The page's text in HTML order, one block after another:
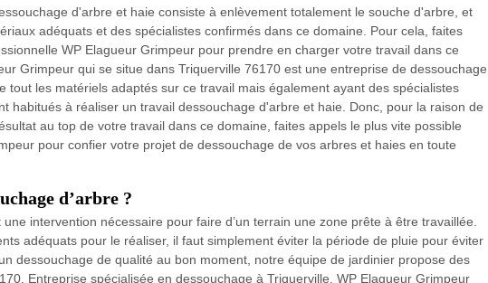
d'arbre et haie consiste à enlèvement totalement le souche d'arbre, et
adéquats et des spécialistes confirmés dans ce domaine. Pour cela, faites
WP Elagueur Grimpeur pour prendre en charger votre travail dans ce
Grimpeur qui se situe dans Triquerville 76170 est une entreprise de dessouchage
tout les matériels adaptés sur ce travail mais également ayant des spécialistes
habitués à réaliser un travail dessouchage d'arbre et haie. Donc, pour la raison de
au top de votre travail dans ce domaine, faites appels le plus vite possible
pour confier votre projet de dessouchage de vos arbres et haies en toute
d’arbre ?
une intervention nécessaire pour faire d’un terrain une zone prête à être travaillée.
adéquats pour le réaliser, il faut simplement éviter la période de pluie pour éviter
dessouchage de qualité au bon moment, notre équipe de jardinier propose des
Entreprise spécialisée en dessouchage à Triquerville, WP Elagueur Grimpeur